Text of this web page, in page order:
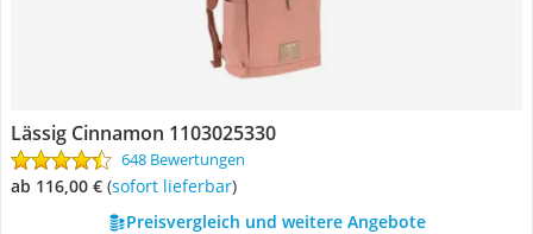
Lässig Cinnamon 1103025330
648 Bewertungen
ab 116,00 € ( Sofort lieferbar)
Preisvergleich und weitere Angebote